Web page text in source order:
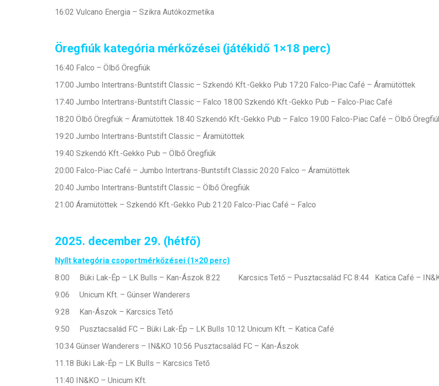
16:02 Vulcano Energia – Szikra Autókozmetika
Öregfiúk kategória mérkőzései (játékidő 1×18 perc)
16:40 Falco – Ölbő Öregfiúk
17:00 Jumbo Intertrans-Buntstift Classic – Szkendó Kft.-Gekko Pub 17:20 Falco-Piac Café – Áramütöttek
17:40 Jumbo Intertrans-Buntstift Classic – Falco 18:00 Szkendó Kft.-Gekko Pub – Falco-Piac Café
18:20 Ölbő Öregfiúk – Áramütöttek 18:40 Szkendó Kft.-Gekko Pub – Falco 19:00 Falco-Piac Café – Ölbő
19:20 Jumbo Intertrans-Buntstift Classic – Áramütöttek
19:40 Szkendó Kft.-Gekko Pub – Ölbő Öregfiúk
20:00 Falco-Piac Café – Jumbo Intertrans-Buntstift Classic 20:20 Falco – Áramütöttek
20:40 Jumbo Intertrans-Buntstift Classic – Ölbő Öregfiúk
21:00 Áramütöttek – Szkendó Kft.-Gekko Pub 21:20 Falco-Piac Café – Falco
2025. december 29. (hétfő)
Nyílt kategória csoportmérkőzései (1×20 perc)
8:00 Büki Lak-Ép – LK Bulls – Kan-Ászok 8:22 Karcsics Tető – Pusztacsalád FC 8:44 Katica Café –
9:06 Unicum Kft. – Günser Wanderers
9:28 Kan-Ászok – Karcsics Tető
9:50 Pusztacsalád FC – Büki Lak-Ép – LK Bulls 10:12 Unicum Kft. – Katica Café
10:34 Günser Wanderers – IN&KO 10:56 Pusztacsalád FC – Kan-Ászok
11.18 Büki Lak-Ép – LK Bulls – Karcsics Tető
11:40 IN&KO – Unicum Kft.